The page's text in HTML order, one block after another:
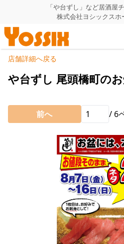
「や台ずし」など居酒屋
株式会社ヨシックスホ
HOME
企業情報トップ
代表者あいさつ
グループ会社
会社概要
事業一覧
飲食事業紹介
飲食事業紹介トップ
IR（株主・投資家）情報
IR情報トップ
会長メッセージ
採用情報トップ
店舗物件・店舗施工管理業
店舗詳細へ戻る
や台ずし 尾頭橋町の
前へ / 6